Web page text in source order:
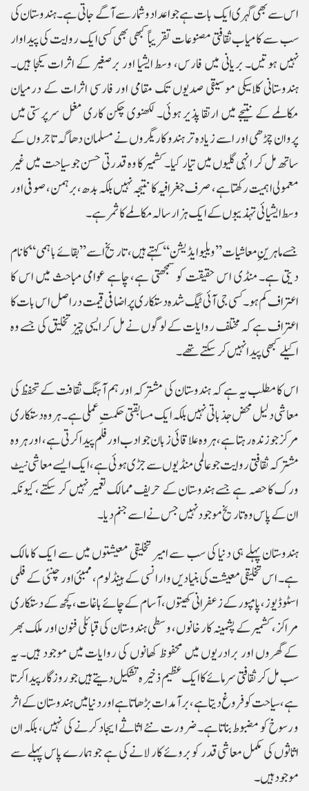
اس سے بھی گہری ایک بات ہے جو اعداد و شمار سے آگے جاتی ہے۔ ہندوستان کی
سب سے کامیاب ثقافتی مصنوعات تقریباً کبھی بھی کسی ایک روایت کی پیداوار
نہیں ہوتیں۔ بریانی میں فارس، وسط ایشیا اور برصغیر کے اثرات یکجا ہیں۔
ہندوستانی کلاسیکی موسیقی صدیوں تک مقامی اور فارسی اثرات کے درمیان
مکالمے کے نتیجے میں ارتقا پذیر ہوئی۔ لکھنوی چکن کاری مغل سرپرستی میں
پروان چڑھی اور اسے زیادہ تر ہندو کاریگروں نے مسلمان دھاگہ تاجروں کے
ساتھ مل کر انہی گلیوں میں تیار کیا۔ کشمیر کا وہ قدرتی حسن جو سیاحت میں غیر
معمولی اہمیت رکھتا ہے، صرف جغرافیہ کا نتیجہ نہیں بلکہ بدھ، برہمن، صوفی اور
وسط ایشیائی تہذیبوں کے ایک ہزار سالہ مکالمے کا ثمر ہے۔
جسے ماہرینِ معاشیات ’’ویلیو ایڈیشن‘‘ کہتے ہیں، تاریخ اسے ’’بقائے باہمی‘‘ کا نام
دیتی ہے۔ منڈی اس حقیقت کو سمجھتی ہے، چاہے عوامی مباحث میں اس کا
اعتراف کم ہو۔ کسی جی آئی ٹیگ شدہ دستکاری پر اضافی قیمت دراصل اس بات کا
اعتراف ہے کہ مختلف روایات کے لوگوں نے مل کر ایسی چیز تخلیق کی جسے وہ
اکیلے کبھی پیدا نہیں کر سکتے تھے۔
اس کا مطلب یہ ہے کہ ہندوستان کی مشترکہ اور ہم آہنگ ثقافت کے تحفظ کی
معاشی دلیل محض جذباتی نہیں بلکہ ایک مسابقتی حکمتِ عملی ہے۔ ہر وہ دستکاری
مرکز جو زندہ رہتا ہے، ہر وہ علاقائی زبان جو ادب اور فلم پیدا کرتی ہے، اور ہر وہ
مشترکہ ثقافتی روایت جو عالمی منڈیوں سے جڑی ہوئی ہے، ایک ایسے معاشی نیٹ
ورک کا حصہ ہے جسے ہندوستان کے حریف ممالک تعمیر نہیں کر سکتے، کیونکہ
ان کے پاس وہ تاریخ موجود نہیں جس نے اسے جنم دیا۔
ہندوستان پہلے ہی دنیا کی سب سے امیر تخلیقی معیشتوں میں سے ایک کا مالک
ہے۔ اس تخلیقی معیشت کی بنیادیں وارانسی کے ہینڈلوم، ممبئی اور چنئی کے فلمی
اسٹوڈیوز، پامپور کے زعفرانی کھیتوں، آسام کے چائے باغات، کچھ کے دستکاری
مراکز، کشمیر کے پشمینہ کارخانوں، وسطی ہندوستان کی قبائلی فنون اور ملک بھر
کے گھروں اور برادریوں میں محفوظ کھانوں کی روایات میں موجود ہیں۔ یہ
سب مل کر ثقافتی سرمائے کا ایک عظیم ذخیرہ تشکیل دیتے ہیں جو روزگار پیدا کرتا
ہے، سیاحت کو فروغ دیتا ہے، برآمدات بڑھاتا ہے اور دنیا میں ہندوستان کے اثر
و رسوخ کو مضبوط بناتا ہے۔ ضرورت نئے اثاثے ایجاد کرنے کی نہیں، بلکہ ان
اثاثوں کی مکمل معاشی قدر کو بروئے کار لانے کی ہے جو ہمارے پاس پہلے سے
موجود ہیں۔